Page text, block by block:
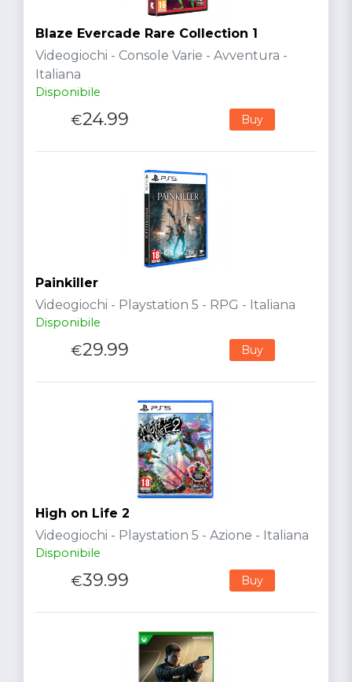
Blaze Evercade Rare Collection 1
Videogiochi - Console Varie - Avventura -
Italiana
Disponibile
€24.99 Buy
Painkiller
Videogiochi - Playstation 5 - RPG - Italiana
Disponibile
€29.99 Buy
High on Life 2
Videogiochi - Playstation 5 - Azione - Italiana
Disponibile
€39.99 Buy